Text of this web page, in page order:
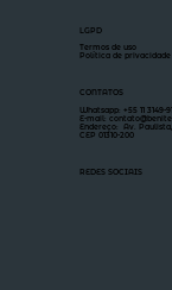
LGPD
Termos de uso
Política de privacidade
CONTATOS
Whatsapp: +55 11 3149-
E-mail:
Endereço: Av.
CEP 01310-200
REDES SOCIAIS